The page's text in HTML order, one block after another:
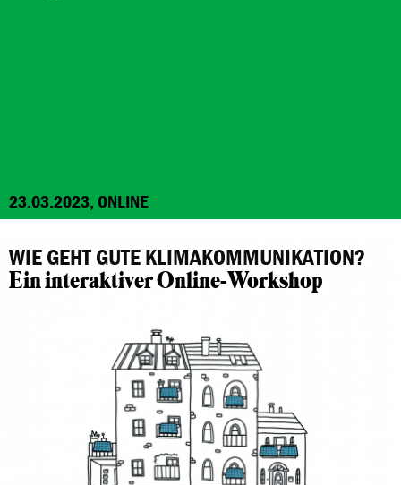
23.03.2023, ONLINE
WIE GEHT GUTE KLIMAKOMMUNIKATION?
Ein interaktiver Online-Workshop